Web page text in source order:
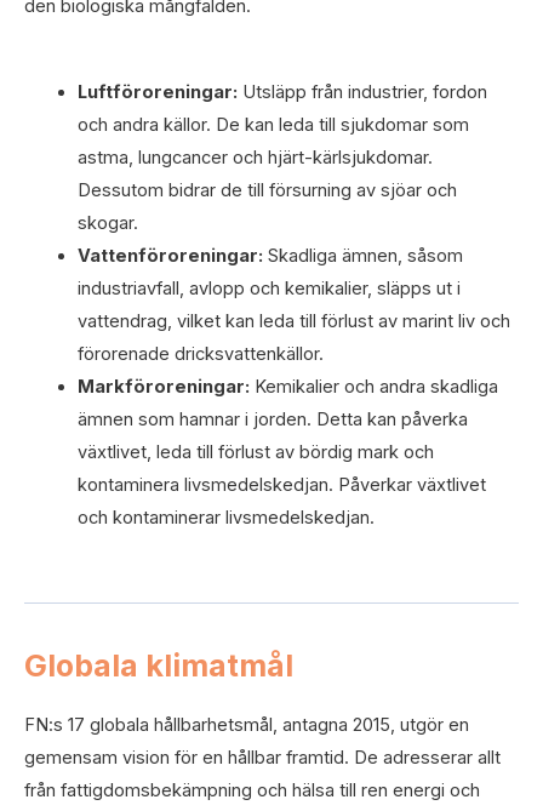
den biologiska mångfalden.
Luftföroreningar: Utsläpp från industrier, fordon
och andra källor. De kan leda till sjukdomar som
astma, lungcancer och hjärt-kärlsjukdomar.
Dessutom bidrar de till försurning av sjöar och
skogar.
Vattenföroreningar: Skadliga ämnen, såsom
industriavfall, avlopp och kemikalier, släpps ut i
vattendrag, vilket kan leda till förlust av marint liv och
förorenade dricksvattenkällor.
Markföroreningar: Kemikalier och andra skadliga
ämnen som hamnar i jorden. Detta kan påverka
växtlivet, leda till förlust av bördig mark och
kontaminera livsmedelskedjan. Påverkar växtlivet
och kontaminerar livsmedelskedjan.
Globala klimatmål
FN:s 17 globala hållbarhetsmål, antagna 2015, utgör en
gemensam vision för en hållbar framtid. De adresserar allt
från fattigdomsbekämpning och hälsa till ren energi och